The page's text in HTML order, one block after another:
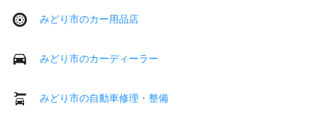
みどり市のカー用品店
みどり市のカーディーラー
みどり市の自動車修理・整備